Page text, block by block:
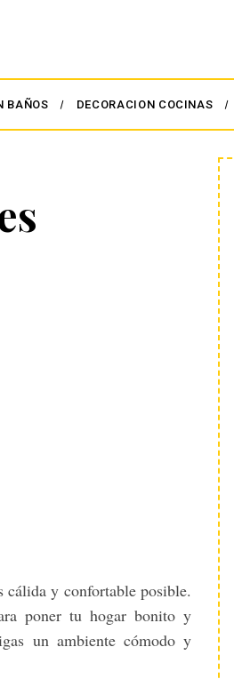
BAÑOS DECORACION COCINAS
y confortable posible.
poner tu hogar bonito y
un ambiente cómodo y